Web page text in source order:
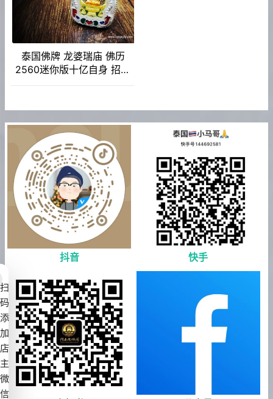
泰国佛牌 龙婆瑞庙 佛历
2560迷你版十亿自身 招财
抖音 快手
扫
码
添
加
店
主
微
信